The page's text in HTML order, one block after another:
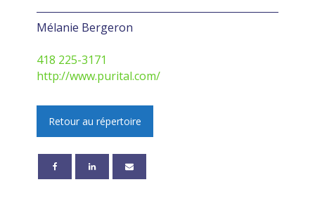
Mélanie Bergeron
418 225-3171
http://www.purital.com/
Retour au répertoire